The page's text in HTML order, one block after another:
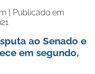
| Publicado em
ao Senado e
em segundo,